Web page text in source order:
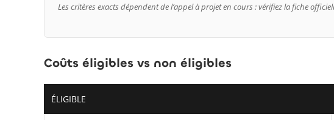
Les critères exacts dépendent de l’appel à projet en cours : vérifiez la fiche
Coûts éligibles vs non éligibles
ÉLIGIBLE